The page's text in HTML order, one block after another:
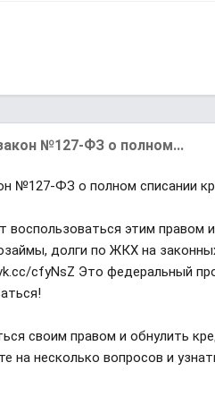
№127-ФЗ о полном...
№127-ФЗ о полном списании
воспользоваться этим правом
долги по ЖКХ на
cfyNsZ Это федеральный
своим правом и обнулить
на несколько вопросов и